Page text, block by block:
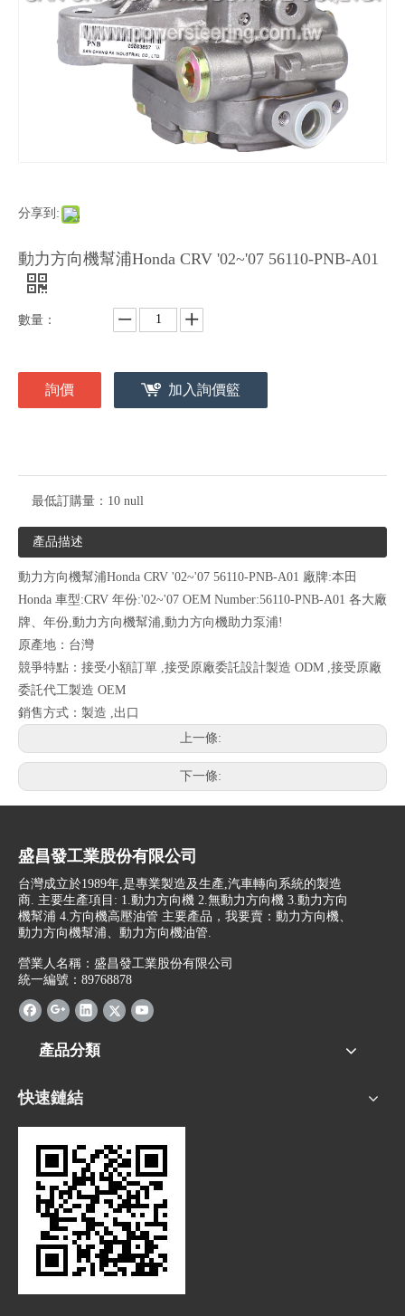
分享到:
動力方向機幫浦Honda CRV '02~'07 56110-PNB-A01
數量：
詢價 加入詢價籃
最低訂購量： 10 null
產品描述
動力方向機幫浦Honda CRV '02~'07 56110-PNB-A01 廠牌:本田
Honda 車型:CRV 年份:'02~'07 OEM Number:56110-PNB-A01 各大廠
牌、年份,動力方向機幫浦,動力方向機助力泵浦!
原產地：台灣
競爭特點：接受小額訂單 ,接受原廠委託設計製造 ODM ,接受原廠
委託代工製造 OEM
銷售方式：製造 ,出口
上一條:
下一條:
盛昌發工業股份有限公司
台灣成立於1989年,是專業製造及生產,汽車轉向系統的製造
商. 主要生產項目: 1.動力方向機 2.無動力方向機 3.動力方向
機幫浦 4.方向機高壓油管 主要產品，我要賣：動力方向機、
動力方向機幫浦、動力方向機油管.
營業人名稱：盛昌發工業股份有限公司
統一編號：89768878
產品分類
快速鏈結